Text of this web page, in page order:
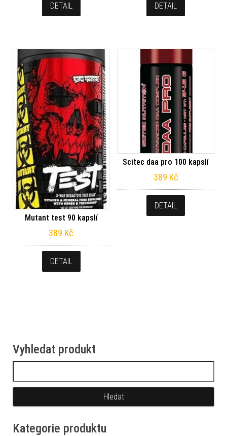
DETAIL DETAIL
Mutant test 90 kapslí
389 Kč
DETAIL
Scitec daa pro 100 kapslí
389 Kč
DETAIL
Vyhledat produkt
Kategorie produktu